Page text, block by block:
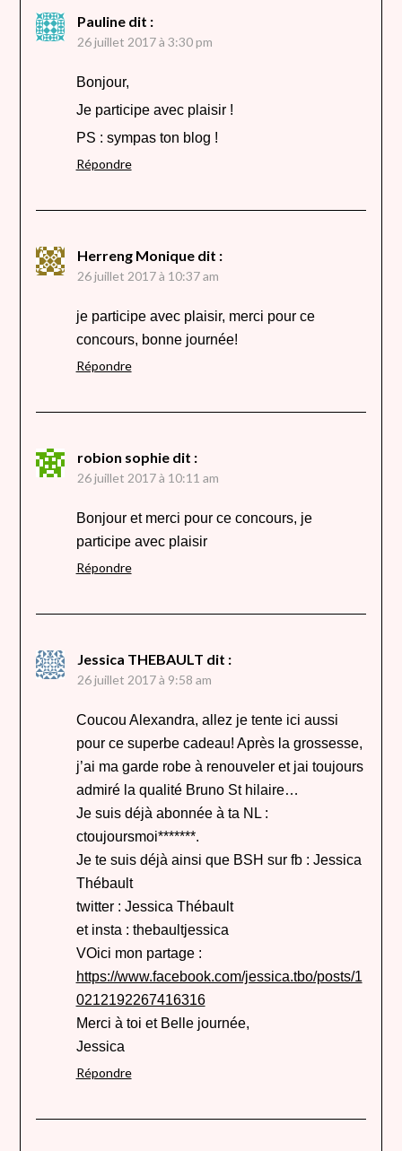
Pauline dit :
26 juillet 2017 à 3:30 pm
Bonjour,
Je participe avec plaisir !
PS : sympas ton blog !
Répondre
Herreng Monique dit :
26 juillet 2017 à 10:37 am
je participe avec plaisir, merci pour ce
concours, bonne journée!
Répondre
robion sophie dit :
26 juillet 2017 à 10:11 am
Bonjour et merci pour ce concours, je
participe avec plaisir
Répondre
Jessica THEBAULT dit :
26 juillet 2017 à 9:58 am
Coucou Alexandra, allez je tente ici aussi
pour ce superbe cadeau! Après la grossesse,
j’ai ma garde robe à renouveler et jai toujours
admiré la qualité Bruno St hilaire…
Je suis déjà abonnée à ta NL :
ctoujoursmoi*******.
Je te suis déjà ainsi que BSH sur fb : Jessica
Thébault
twitter : Jessica Thébault
et insta : thebaultjessica
VOici mon partage :
https://www.facebook.com/jessica.tbo/posts/1
0212192267416316
Merci à toi et Belle journée,
Jessica
Répondre